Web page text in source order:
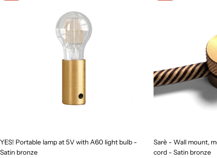
YES! Portable lamp at 5V with A60 light bulb -
Satin bronze
Sarè - Wall mount,
cord - Satin bronze